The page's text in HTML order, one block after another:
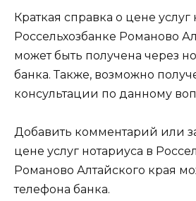
Краткая справка о цене услуг
Россельхозбанке Романово
может быть получена через
банка. Также, возможно
консультации по данному
Добавить комментарий или
цене услуг нотариуса в
Романово Алтайского края
телефона банка.